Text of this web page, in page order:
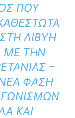
ΠΟΥ
ΛΙΒΎΗ Κ
ΤΗΝ Ε
– Γ
ΦΆΣΗ Κ
Σ
ΚΑΙ Γ